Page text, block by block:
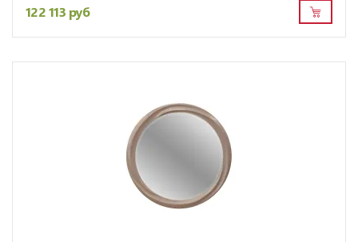
122 113 руб